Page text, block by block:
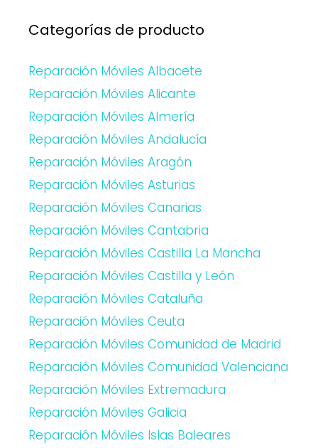
Categorías de producto
Reparación Móviles Albacete
Reparación Móviles Alicante
Reparación Móviles Almería
Reparación Móviles Andalucía
Reparación Móviles Aragón
Reparación Móviles Asturias
Reparación Móviles Canarias
Reparación Móviles Cantabria
Reparación Móviles Castilla La Mancha
Reparación Móviles Castilla y León
Reparación Móviles Cataluña
Reparación Móviles Ceuta
Reparación Móviles Comunidad de Madrid
Reparación Móviles Comunidad Valenciana
Reparación Móviles Extremadura
Reparación Móviles Galicia
Reparación Móviles Islas Baleares